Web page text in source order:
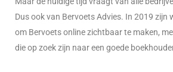
Dus ook van Bervoets Advies. In 2019
om Bervoets online zichtbaar te maken,
die op zoek zijn naar een goede